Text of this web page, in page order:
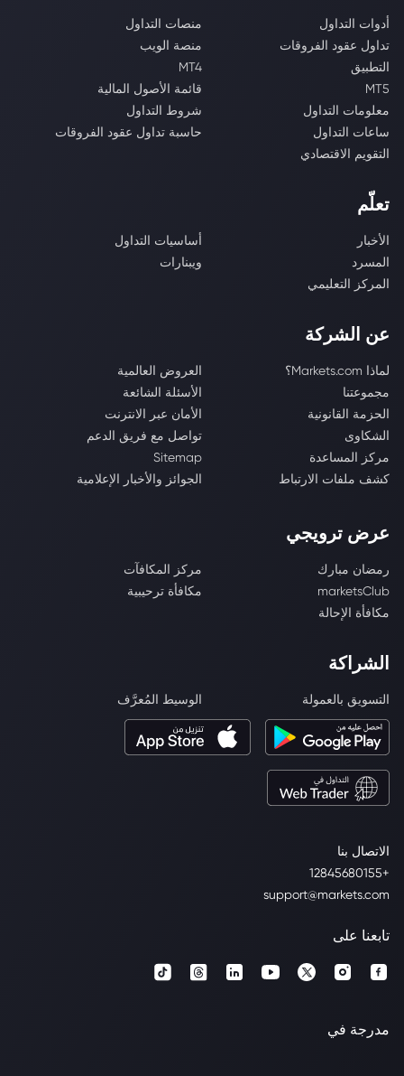
الاتصال بنا
+12845680155
support@markets.com
أدوات التداول
منصات التداول
تداول عقود الفروقات
منصة الويب
التطبيق
MT4
MT5
قائمة الأصول المالية
معلومات التداول
شروط التداول
ساعات التداول
حاسبة تداول عقود الفروقات
التقويم الاقتصادي
تعلّم
الأخبار
أساسيات التداول
المسرد
ويبنارات
المركز التعليمي
عن الشركة
لماذا Markets.com؟
العروض العالمية
مجموعتنا
الأسئلة الشائعة
الحزمة القانونية
الأمان عبر الانترنت
الشكاوى
تواصل مع فريق الدعم
مركز المساعدة
Sitemap
كشف ملفات الارتباط
الجوائز والأخبار الإعلامية
عرض ترويجي
رمضان مبارك
مركز المكافآت
marketsClub
مكافأة ترحيبية
مكافأة الإحالة
الشراكة
التسويق بالعمولة الوسيط المُعرَّف
تابعنا على
مدرجة في